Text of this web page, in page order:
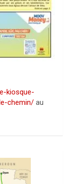
kiosque-
chemin/ au